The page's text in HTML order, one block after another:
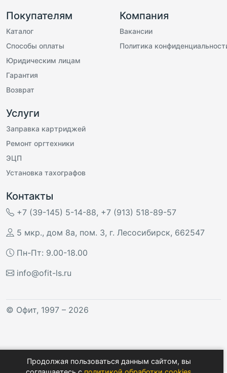
Продолжая пользоваться данным сайтом, вы
Покупателям
Каталог
Способы оплаты
Юридическим лицам
Гарантия
Возврат
Компания
Вакансии
Политика
Услуги
Заправка картриджей
Ремонт оргтехники
ЭЦП
Установка тахографов
Контакты
+7 (39-145) 5-14-88, +7 (913) 518-89-57
5 мкр., дом 8а, пом. 3, г. Лесосибирск, 662547
Пн-Пт: 9.00-18.00
info@ofit-ls.ru
© Офит, 1997 – 2026